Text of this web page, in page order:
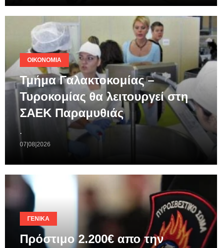
ΟΙΚΟΝΟΜΊΑ
Τμήμα Γαλακτοκομίας –
Τυροκομίας θα λειτουργεί στη
ΣΑΕΚ Παραμυθιάς
.
07|08|2026
ΓΕΝΙΚΆ
Πρόστιμο 2.200€ απο την